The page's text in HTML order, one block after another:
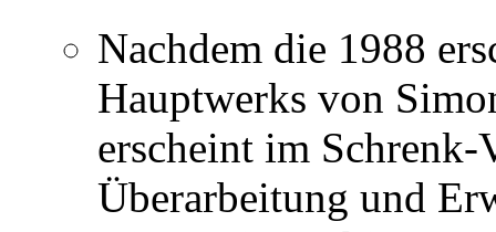
Nachdem die 1988
Hauptwerks von
erscheint im
Überarbeitung und